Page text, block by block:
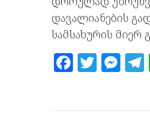
დავალიანების
სამსახურის
F T M